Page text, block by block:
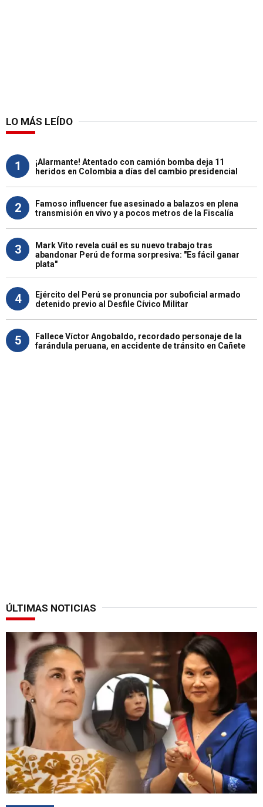
LO MÁS LEÍDO
1
¡Alarmante! Atentado con camión bomba deja 11
heridos en Colombia a días del cambio presidencial
2
Famoso influencer fue asesinado a balazos en plena
transmisión en vivo y a pocos metros de la Fiscalía
3
Mark Vito revela cuál es su nuevo trabajo tras
abandonar Perú de forma sorpresiva: "Es fácil ganar
plata"
4
Ejército del Perú se pronuncia por suboficial armado
detenido previo al Desfile Cívico Militar
5
Fallece Víctor Angobaldo, recordado personaje de la
farándula peruana, en accidente de tránsito en Cañete
ÚLTIMAS NOTICIAS